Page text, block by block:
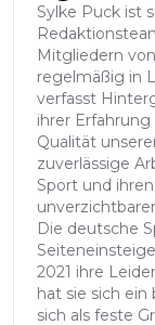
Sylke Puck ist
Mitgliedern
regelmäßig in
verfasst
ihrer
Qualität
zuverlässige
Sport und
Die deutsche
2021 ihre
hat sie sich
sich als feste